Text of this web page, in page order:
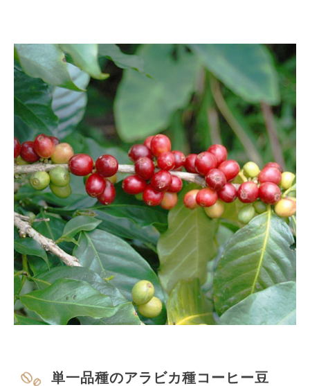
単一品種のアラビカ種コーヒー豆